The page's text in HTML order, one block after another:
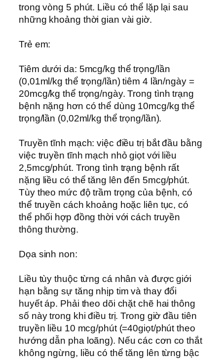
trong vòng 5 phút. Liều có thể lặp lại sau
những khoảng thời gian vài giờ.
Trẻ em:
Tiêm dưới da: 5mcg/kg thể trọng/lần
(0,01ml/kg thể trọng/lần) tiêm 4 lần/ngày =
20mcg/kg thể trọng/ngày. Trong tình trạng
bệnh nặng hơn có thể dùng 10mcg/kg thể
trọng/lần (0,02ml/kg thể trọng/lần).
Truyền tĩnh mạch: việc điều trị bắt đầu bằng
việc truyền tĩnh mạch nhỏ giọt với liều
2,5mcg/phút. Trong tình trạng bệnh rất
nặng liều có thể tăng lên đến 5mcg/phút.
Tùy theo mức độ trầm trọng của bệnh, có
thể truyền cách khoảng hoặc liên tục, có
thể phối hợp đồng thời với cách truyền
thông thường.
Dọa sinh non:
Liều tùy thuộc từng cá nhân và được giới
hạn bằng sự tăng nhịp tim và thay đổi
huyết áp. Phải theo dõi chặt chẽ hai thông
số này trong khi điều trị. Trong giờ đầu tiên
truyền liều 10 mcg/phút (=40giọt/phút theo
hướng dẫn pha loãng). Nếu các cơn co thắt
không ngừng, liều có thể tăng lên từng bậc